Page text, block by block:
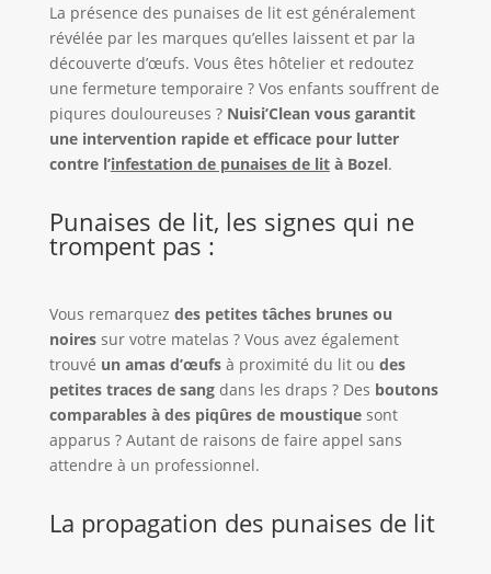
La présence des punaises de lit est généralement
révélée par les marques qu’elles laissent et par la
découverte d’œufs. Vous êtes hôtelier et redoutez
une fermeture temporaire ? Vos enfants souffrent de
piqures douloureuses ? Nuisi’Clean vous garantit
une intervention rapide et efficace pour lutter
contre l’infestation de punaises de lità Bozel.
Punaises de lit, les signes qui ne
trompent pas :
Vous remarquez des petites tâches brunes ou
noiressur votre matelas ? Vous avez également
trouvé un amas d’œufsà proximité du lit ou des
petites traces de sangdans les draps ? Des boutons
comparables à des piqûres de moustiquesont
apparus ? Autant de raisons de faire appel sans
attendre à un professionnel.
La propagation des punaises de lit